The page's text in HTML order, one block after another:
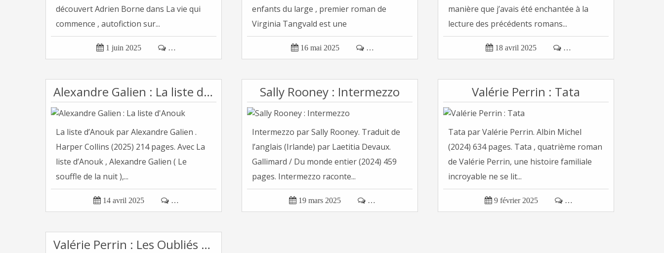
découvert Adrien Borne dans La vie qui
commence , autofiction sur...
 1 juin 2025  …
enfants du large , premier roman de
Virginia Tangvald est une
autobiographie...
 16 mai 2025  …
manière que j’avais été enchantée à la
lecture des précédents romans...
 18 avril 2025  …
Alexandre Galien : La liste d'Anouk
La liste d’Anouk par Alexandre Galien .
Harper Collins (2025) 214 pages. Avec La
liste d’Anouk , Alexandre Galien ( Le
souffle de la nuit ),...
 14 avril 2025  …
Sally Rooney : Intermezzo
Intermezzo par Sally Rooney. Traduit de
l’anglais (Irlande) par Laetitia Devaux.
Gallimard / Du monde entier (2024) 459
pages. Intermezzo raconte...
 19 mars 2025  …
Valérie Perrin : Tata
Tata par Valérie Perrin. Albin Michel
(2024) 634 pages. Tata , quatrième roman
de Valérie Perrin, une histoire familiale
incroyable ne se lit...
 9 février 2025  …
Valérie Perrin : Les Oubliés du dimanche